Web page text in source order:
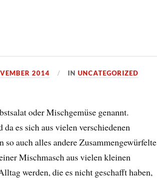
2014 INUNCATEGORIZED
oder Mischgemüse genannt.
es sich aus vielen verschiedenen
so auch alles andere Zusammengewürfelte
Mischmasch aus vielen kleinen
werden, die es nicht geschafft haben,